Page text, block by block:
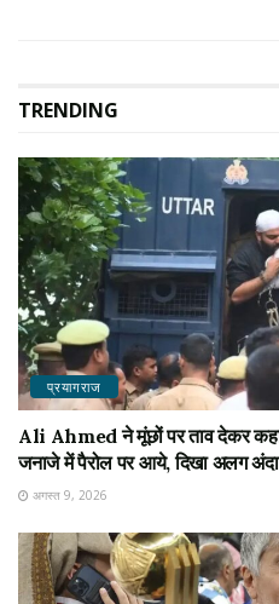
TRENDING
प्रयागराज
Ali Ahmed ने मूंछों पर ताव देकर
जनाजे में पैरोल पर आये, दिखा अलग
अगस्त 9, 2026